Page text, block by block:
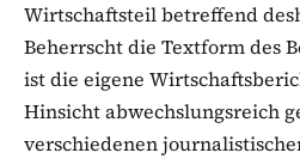
Wirtschaftsteil betreffend
Beherrscht die Textform des
ist die eigene
Hinsicht abwechslungsreich
verschiedenen